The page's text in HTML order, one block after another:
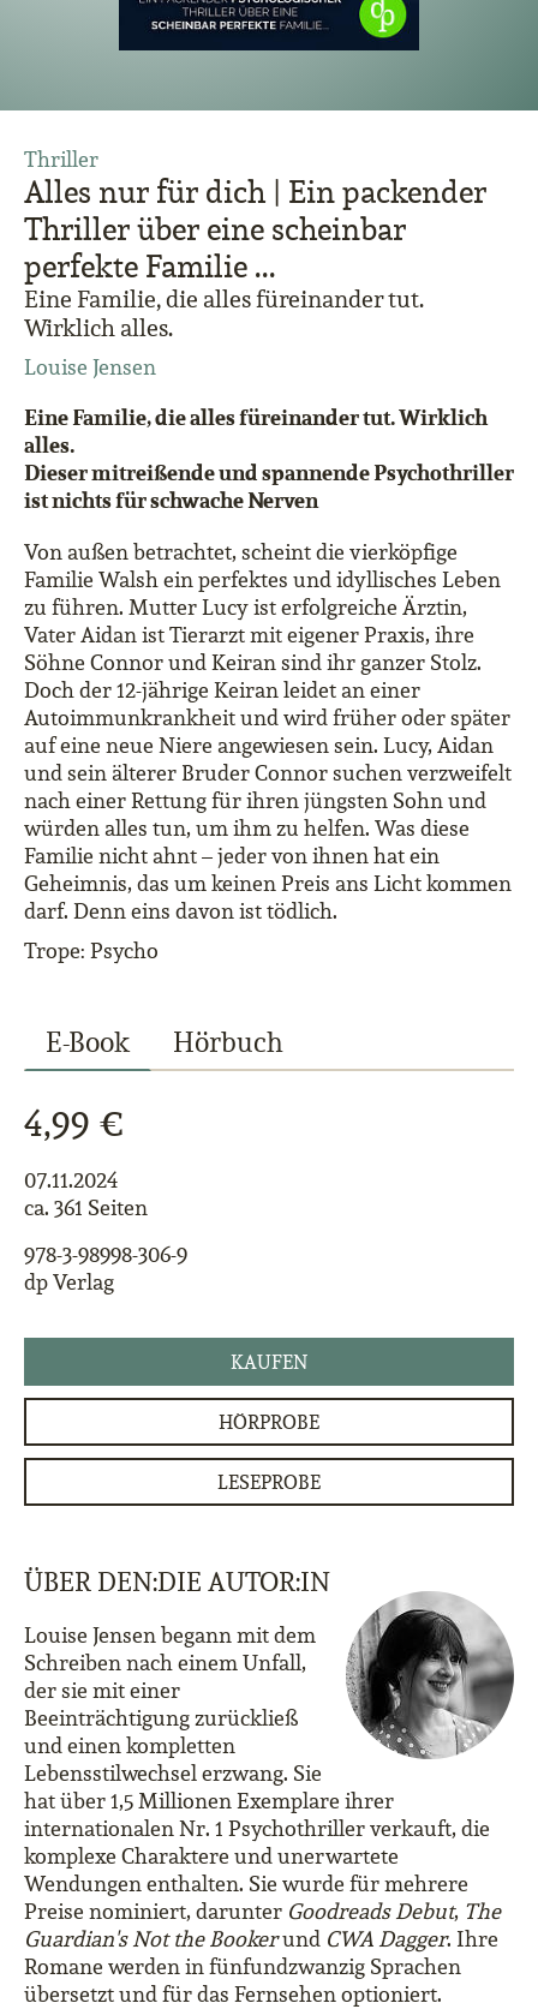
Alles nur für dich | Ein packender
Thriller über eine scheinbar
perfekte Familie ...
Eine Familie, die alles füreinander tut.
Wirklich alles.
Louise Jensen
Thriller
Eine Familie, die alles füreinander tut. Wirklich
alles.
Dieser mitreißende und spannende Psychothriller
ist nichts für schwache Nerven
Von außen betrachtet, scheint die vierköpfige
Familie Walsh ein perfektes und idyllisches Leben
zu führen. Mutter Lucy ist erfolgreiche Ärztin,
Vater Aidan ist Tierarzt mit eigener Praxis, ihre
Söhne Connor und Keiran sind ihr ganzer Stolz.
Doch der 12-jährige Keiran leidet an einer
Autoimmunkrankheit und wird früher oder später
auf eine neue Niere angewiesen sein. Lucy, Aidan
und sein älterer Bruder Connor suchen verzweifelt
nach einer Rettung für ihren jüngsten Sohn und
würden alles tun, um ihm zu helfen. Was diese
Familie nicht ahnt – jeder von ihnen hat ein
Geheimnis, das um keinen Preis ans Licht kommen
darf. Denn eins davon ist tödlich.
Trope: Psycho
E-Book Hörbuch
4,99 €
07.11.2024
ca. 361 Seiten
978-3-98998-306-9
dp Verlag
KAUFEN
HÖRPROBE
LESEPROBE
ÜBER DEN:DIE AUTOR:IN
Louise Jensen begann mit dem
Schreiben nach einem Unfall,
der sie mit einer
Beeinträchtigung zurückließ
und einen kompletten
Lebensstilwechsel erzwang. Sie
hat über 1,5 Millionen Exemplare ihrer
internationalen Nr. 1 Psychothriller verkauft, die
komplexe Charaktere und unerwartete
Wendungen enthalten. Sie wurde für mehrere
Preise nominiert, darunter Goodreads Debut, The
Guardian's Not the Bookerund CWA Dagger. Ihre
Romane werden in fünfundzwanzig Sprachen
übersetzt und für das Fernsehen optioniert.